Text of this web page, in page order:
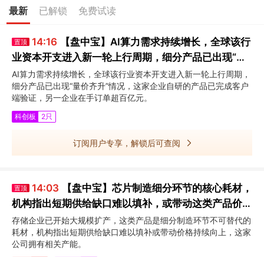
最新 已解锁 免费试读
置顶 14:16
【盘中宝】AI算力需求持续增长，全球该行
业资本开支进入新一轮上行周期，细分产品已出现“量
价齐升”情况，这家企业在手订单超百亿元
AI算力需求持续增长，全球该行业资本开支进入新一轮上行周期，
细分产品已出现“量价齐升”情况，这家企业自研的产品已完成客户
端验证，另一企业在手订单超百亿元。
科创板 2只
订阅用户专享，解锁后可查阅
置顶 14:03
【盘中宝】芯片制造细分环节的核心耗材，
机构指出短期供给缺口难以填补，或带动这类产品价格
持续向上，这家公司拥有相关产能
存储企业已开始大规模扩产，这类产品是细分制造环节不可替代的
耗材，机构指出短期供给缺口难以填补或带动价格持续向上，这家
公司拥有相关产能。